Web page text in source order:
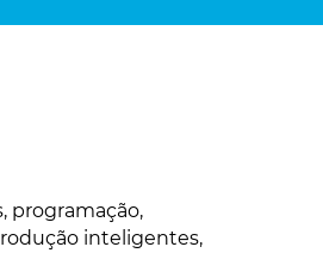
programação,
inteligentes,